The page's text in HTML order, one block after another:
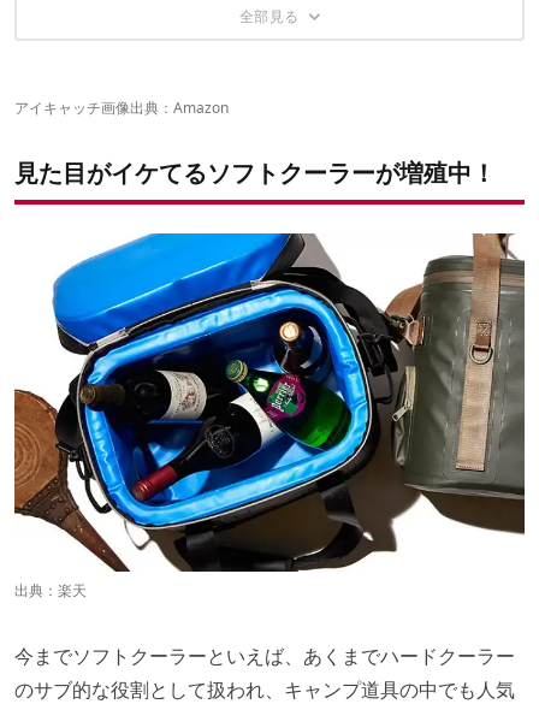
シアトルスポーツ「BLIZZ ソフトクーラー」
アイスミュール「クラシッククーラーM 」
ハードタイプも気になる方はこちら！
アイキャッチ画像出典： Amazon
見た目がイケてるソフトクーラーが増殖中！
出典： 楽天
今までソフトクーラーといえば、あくまでハードクーラー
のサブ的な役割として扱われ、キャンプ道具の中でも人気